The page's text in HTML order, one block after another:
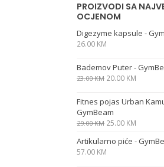
PROIZVODI SA
OCJENOM
Digezyme kapsule -
26.00 KM
Bademov Puter -
23.00KM 20.00 KM
Fitnes pojas Urban
GymBeam
29.00KM 25.00 KM
Artikularno piće -
57.00 KM